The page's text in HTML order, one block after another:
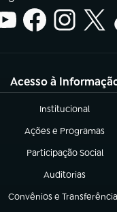
Acesso à
Institucional
(abre em nova aba)
Ações e Programas
(abre em nova aba)
Participação Social
(abre em nova aba)
Auditorias
(abre em nova aba)
Convênios e
(abre em nova aba)